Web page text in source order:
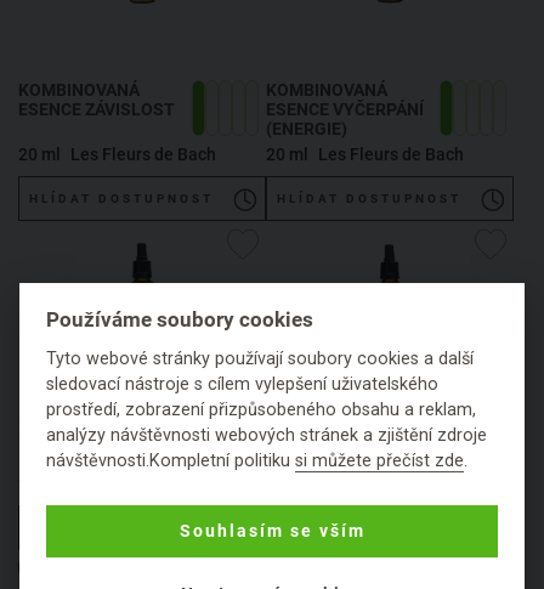
KOMBINOVANÁ
ESENCE ZÁVISLOST
20 ml Les Fleurs de Bach
HLÍDAT DOSTUPNOST
KOMBINOVANÁ
ESENCE VYČERPÁNÍ
(ENERGIE)
20 ml
Les Fleurs de Bach
HLÍDAT DOSTUPNOST
KOMBINOVANÁ
ESENCE DEPRESE
HLÍDAT DOSTUPNOST
KOMBINOVANÁ
ESENCE
SEBEDŮVĚRA
HLÍDAT DOSTUPNOST
Používáme soubory cookies
Tyto webové stránky používají soubory cookies a další
sledovací nástroje s cílem vylepšení uživatelského
prostředí, zobrazení přizpůsobeného obsahu a reklam,
analýzy návštěvnosti webových stránek a zjištění zdroje
návštěvnosti.Kompletní politikusi můžete přečíst zde.
Souhlasím se vším